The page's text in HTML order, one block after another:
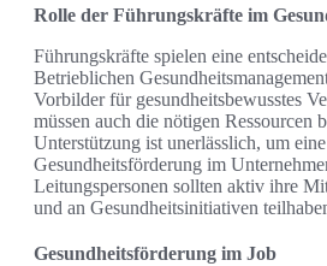
Rolle der Führungskräfte im
Führungskräfte spielen eine
Betrieblichen
Vorbilder für gesundheitsbewusstes
müssen auch die nötigen Ressourcen
Unterstützung ist unerlässlich, um
Gesundheitsförderung im
Leitungspersonen sollten aktiv ihre
und an Gesundheitsinitiativen
Gesundheitsförderung im Job